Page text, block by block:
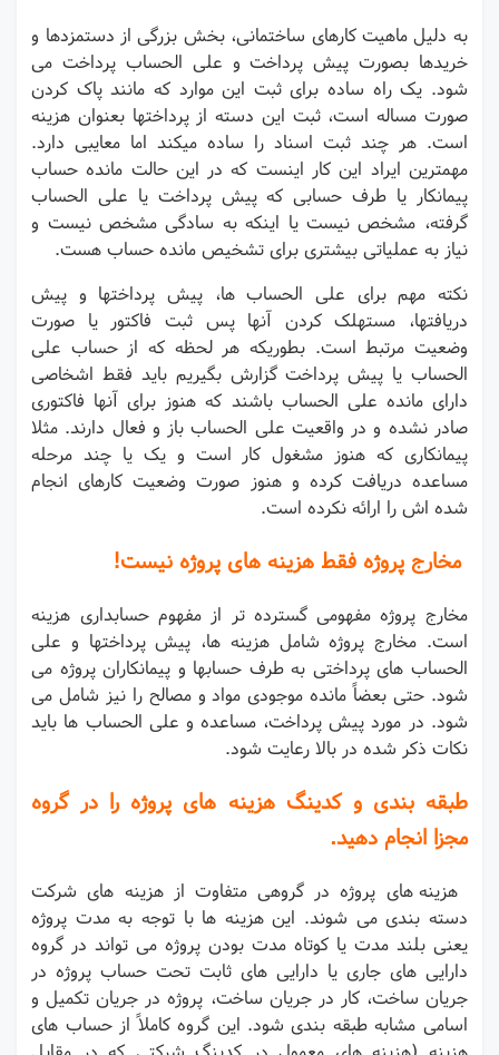
به دلیل ماهیت کارهای ساختمانی، بخش بزرگی از دستمزدها و
خریدها بصورت پیش پرداخت و علی الحساب پرداخت می
شود. یک راه ساده برای ثبت این موارد که مانند پاک کردن
صورت مساله است، ثبت این دسته از پرداختها بعنوان هزینه
است. هر چند ثبت اسناد را ساده میکند اما معایبی دارد.
مهمترین ایراد این کار اینست که در این حالت مانده حساب
پیمانکار یا طرف حسابی که پیش پرداخت یا علی الحساب
گرفته، مشخص نیست یا اینکه به سادگی مشخص نیست و
نیاز به عملیاتی بیشتری برای تشخیص مانده حساب هست.
نکته مهم برای علی الحساب ها، پیش پرداختها و پیش
دریافتها، مستهلک کردن آنها پس ثبت فاکتور یا صورت
وضعیت مرتبط است. بطوریکه هر لحظه که از حساب علی
الحساب یا پیش پرداخت گزارش بگیریم باید فقط اشخاصی
دارای مانده علی الحساب باشند که هنوز برای آنها فاکتوری
صادر نشده و در واقعیت علی الحساب باز و فعال دارند. مثلا
پیمانکاری که هنوز مشغول کار است و یک یا چند مرحله
مساعده دریافت کرده و هنوز صورت وضعیت کارهای انجام
شده اش را ارائه نکرده است.
مخارج پروژه فقط هزینه های پروژه نیست!
مخارج پروژه مفهومی گسترده تر از مفهوم حسابداری هزینه
است. مخارج پروژه شامل هزینه ها، پیش پرداختها و علی
الحساب های پرداختی به طرف حسابها و پیمانکاران پروژه می
شود. حتی بعضاً مانده موجودی مواد و مصالح را نیز شامل می
شود. در مورد پیش پرداخت، مساعده و علی الحساب ها باید
نکات ذکر شده در بالا رعایت شود.
طبقه بندی و کدینگ هزینه های پروژه را در گروه
مجزا انجام دهید.
هزینه های پروژه در گروهی متفاوت از هزینه های شرکت
دسته بندی می شوند. این هزینه ها با توجه به مدت پروژه
یعنی بلند مدت یا کوتاه مدت بودن پروژه می تواند در گروه
دارایی های جاری یا دارایی های ثابت تحت حساب پروژه در
جریان ساخت، کار در جریان ساخت، پروژه در جریان تکمیل و
اسامی مشابه طبقه بندی شود. این گروه کاملاً از حساب های